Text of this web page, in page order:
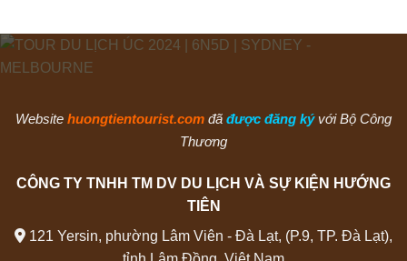
Website huongtientourist.com đã được đăng ký với Bộ Công
Thương
CÔNG TY TNHH TM DV DU LỊCH VÀ SỰ KIỆN HƯỚNG
TIÊN
121 Yersin, phường Lâm Viên - Đà Lạt, (P.9, TP. Đà Lạt),